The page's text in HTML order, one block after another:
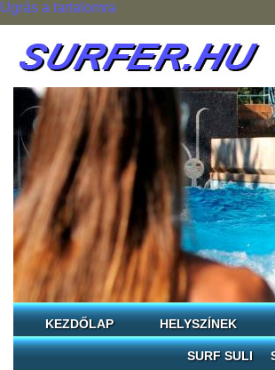
Ugrás a tartalomra
KEZDŐLAP HELYSZÍNEK
SURF SULI